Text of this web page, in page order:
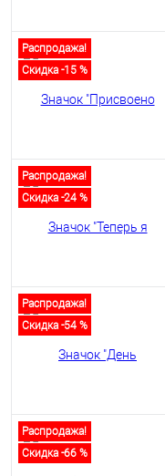
Распродажа!
Скидка -15 %
Распродажа!
Скидка -24 %
Распродажа!
Скидка -54 %
Распродажа!
Скидка -66 %